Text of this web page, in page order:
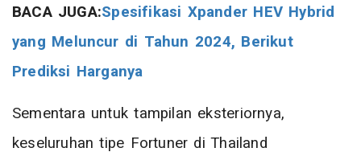
BACA JUGA:Spesifikasi Xpander HEV Hybrid
yang Meluncur di Tahun 2024, Berikut
Prediksi Harganya
Sementara untuk tampilan eksteriornya,
keseluruhan tipe Fortuner di Thailand